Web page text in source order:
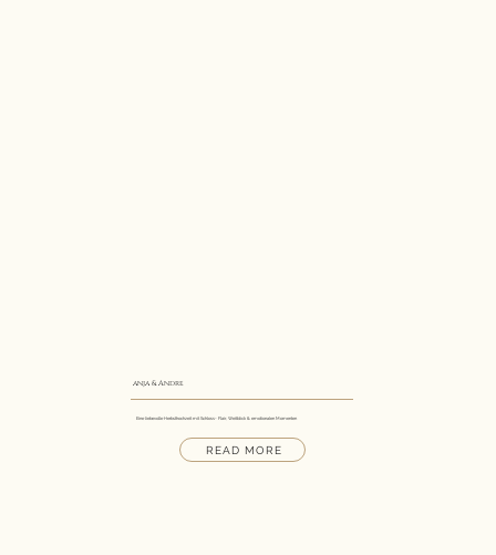
Eine liebevolle Herbsthochzeit mit Schloss- Flair, Weitblick & emotionalen Momenten
READ MORE
anja & Andre